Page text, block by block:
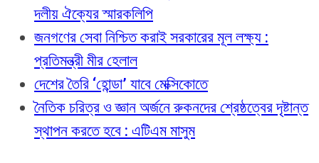
দলীয় ঐক্যের স্মারকলিপি
জনগণের সেবা নিশ্চিত করাই সরকারের মূল লক্ষ্য :
প্রতিমন্ত্রী মীর হেলাল
দেশের তৈরি ‘হোন্ডা’ যাবে মেক্সিকোতে
নৈতিক চরিত্র ও জ্ঞান অর্জনে রুকনদের শ্রেষ্ঠত্বের দৃষ্টান্ত
স্থাপন করতে হবে : এটিএম মাসুম